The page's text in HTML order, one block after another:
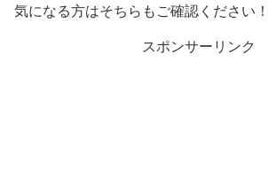
気になる方はそちらもご確認ください！
スポンサーリンク